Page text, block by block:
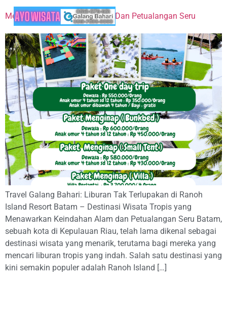
Menawarkan Keindahan Alam Dan Petualangan Seru
Travel Galang Bahari: Liburan Tak Terlupakan di Ranoh
Island Resort Batam – Destinasi Wisata Tropis yang
Menawarkan Keindahan Alam dan Petualangan Seru Batam,
sebuah kota di Kepulauan Riau, telah lama dikenal sebagai
destinasi wisata yang menarik, terutama bagi mereka yang
mencari liburan tropis yang indah. Salah satu destinasi yang
kini semakin populer adalah Ranoh Island […]